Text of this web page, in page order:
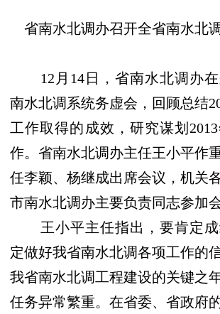
省南水北调办召开全省南水北
12 月 14日
，省南水北调办
南水北调系统务虚会，回顾总结
工作取得的成效，研究谋划 2013
作。省南水北调办主任王小平作
任李颖、杨继成出席会议，机关
市南水北调办主要负责同志参加会
王小平主任指出， 要肯定
定做好我省南水北调各项工作的
我省南水北调工程建设的关键之
任务异常繁重。在省委、省政府